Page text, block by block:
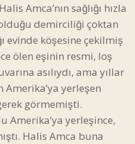
Amca’nın sağlığı hızla
demirciliği çoktan
evinde köşesine çekilmiş
ölen eşinin resmi, loş
asılıydı, ama yıllar
yerleşen
görmemişti.
Amerika’ya yerleşince,
Halis Amca buna